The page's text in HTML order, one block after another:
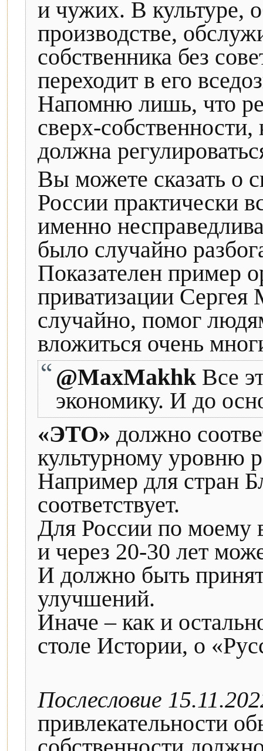
и чужих. В культуре,
производстве,
собственника без
переходит в его
Напомню лишь, что
сверх-собственности,
должна
Вы можете сказать о
России практически
именно
было случайно
Показателен пример
приватизации Сергея
случайно, помог
вложиться очень
@MaxMakhkВсе
экономику. И до
«ЭТО» должно
культурному уровню
Например для стран
соответствует.
Для России по моему
и через 20-30 лет
И должно быть
улучшений.
Иначе – как и
столе Истории, о
Послесловие
привлекательности